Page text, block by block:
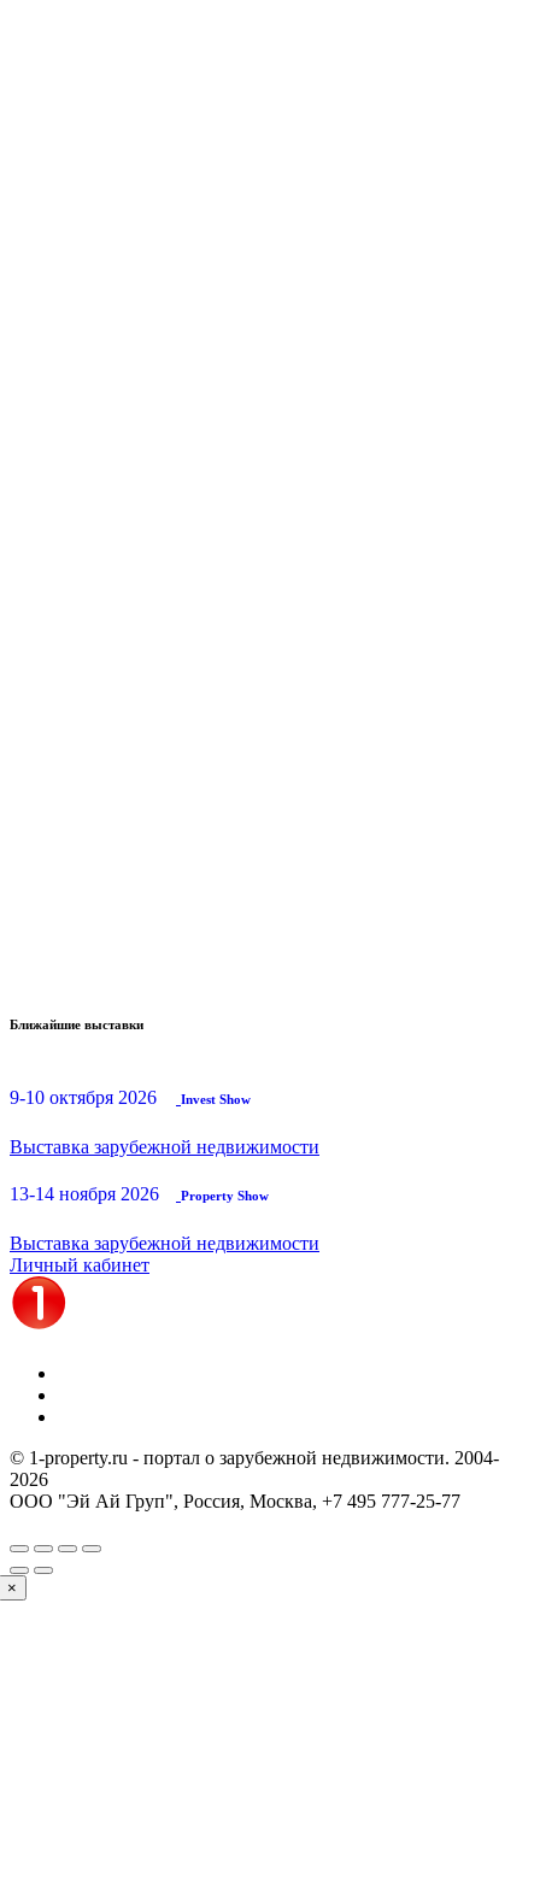
Ближайшие выставки
9-10 октября 2026 Invest Show
Выставка зарубежной недвижимости
13-14 ноября 2026 Property Show
Выставка зарубежной недвижимости
Личный кабинет
© 1-property.ru - портал о зарубежной недвижимости. 2004-
2026
ООО "Эй Ай Груп", Россия, Москва, +7 495 777-25-77
×